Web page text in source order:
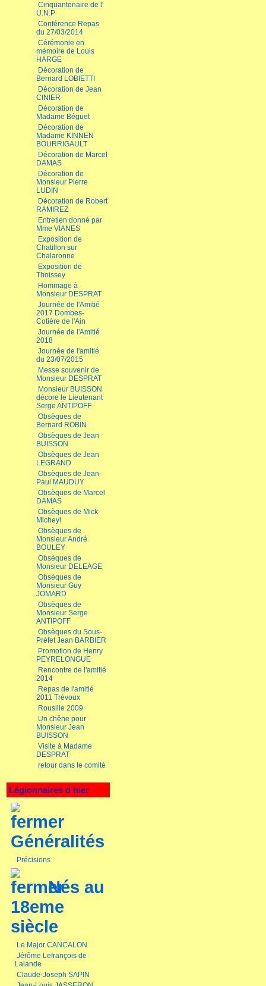
Cinquantenaire de l'
U.N.P
Conférence Repas
du 27/03/2014
Cérémonie en
mémoire de Louis
HARGE
Décoration de
Bernard LOBIETTI
Décoration de Jean
CINIER
Décoration de
Madame Béguet
Décoration de
Madame KINNEN
BOURRIGAULT
Décoration de Marcel
DAMAS
Décoration de
Monsieur Pierre
LUDIN
Décoration de Robert
RAMIREZ
Entretien donné par
Mme VIANES
Exposition de
Chatillon sur
Chalaronne
Exposition de
Thoissey
Hommage à
Monsieur DESPRAT
Journée de l'Amitié
2017 Dombes-
Cotière de l'Ain
Journée de l'Amitié
2018
Journée de l'amitié
du 23/07/2015
Messe souvenir de
Monsieur DESPRAT
Monsieur BUISSON
décore le Lieutenant
Serge ANTIPOFF
Obsèques de
Bernard ROBIN
Obsèques de Jean
BUISSON
Obsèques de Jean
LEGRAND
Obsèques de Jean-
Paul MAUDUY
Obsèques de Marcel
DAMAS
Obsèques de Mick
Micheyl
Obsèques de
Monsieur André
BOULEY
Obsèques de
Monsieur DELEAGE
Obsèques de
Monsieur Guy
JOMARD
Obsèques de
Monsieur Serge
ANTIPOFF
Obsèques du Sous-
Préfet Jean BARBIER
Promotion de Henry
PEYRELONGUE
Rencontre de l'amitié
2014
Repas de l'amitié
2011 Trévoux
Rousille 2009
Un chêne pour
Monsieur Jean
BUISSON
Visite à Madame
DESPRAT
retour dans le comité
Légionnaires d hier
Généralités
Précisions
Nés au
18eme
siècle
Le Major CANCALON
Jérôme Lefrançois de
Lalande
Claude-Joseph SAPIN